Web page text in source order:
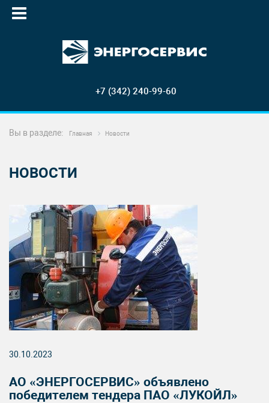
+7 (342) 240-99-60
Вы в разделе: Главная Новости
НОВОСТИ
30.10.2023
АО «ЭНЕРГОСЕРВИС» объявлено
победителем тендера ПАО «ЛУКОЙЛ»